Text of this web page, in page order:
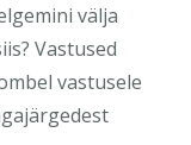
välja
Vastused
vastusele